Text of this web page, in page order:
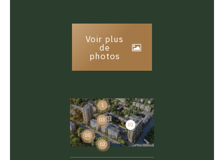
Voir plus
de
photos
01
1
02
03
04
05